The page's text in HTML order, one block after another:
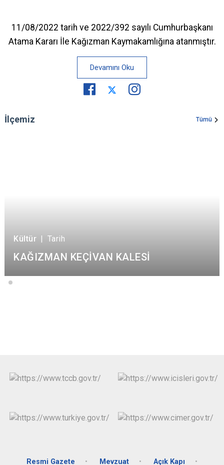
11/08/2022 tarih ve 2022/392 sayılı Cumhurbaşkanı
Atama Kararı İle Kağızman Kaymakamlığına atanmıştır.
Devamını Oku
İlçemiz Tümü
Kültür | Tarih
KAĞIZMAN KEÇİVAN KALESİ
Resmi Gazete Mevzuat Açık Kapı